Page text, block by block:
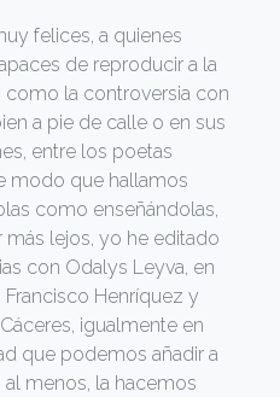
felices, a quienes
de reproducir a la
como la controversia con
a pie de calle o en sus
entre los poetas
modo que hallamos
como enseñándolas,
más lejos, yo he editado
con Odalys Leyva, en
Henríquez y
igualmente en
que podemos añadir a
menos, la hacemos